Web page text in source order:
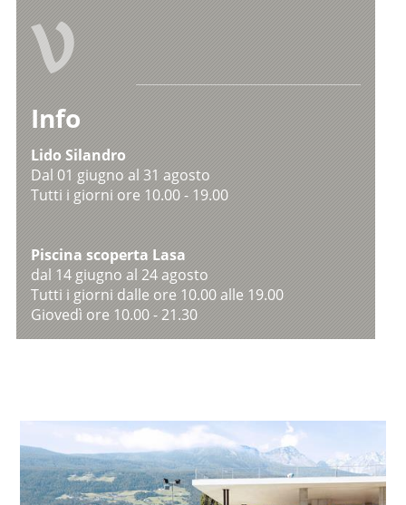
V
Info
Lido Silandro
Dal 01 giugno al 31 agosto
Tutti i giorni ore 10.00 - 19.00
Piscina scoperta Lasa
dal 14 giugno al 24 agosto
Tutti i giorni dalle ore 10.00 alle 19.00
Giovedì ore 10.00 - 21.30